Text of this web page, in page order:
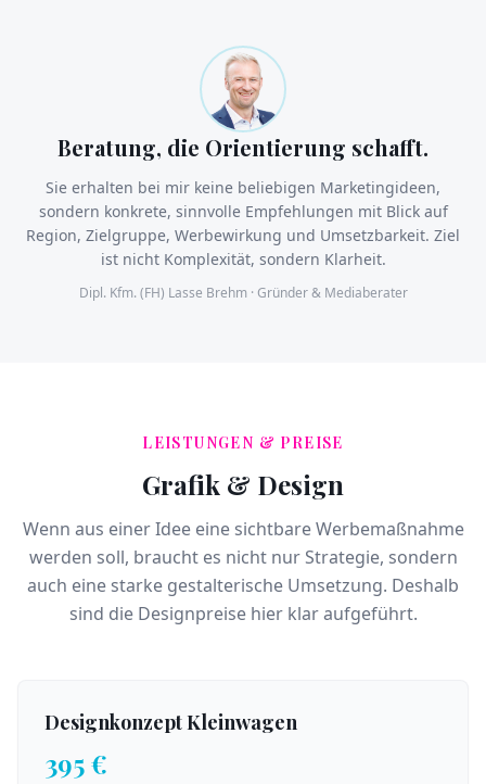
Beratung, die Orientierung schafft.
Sie erhalten bei mir keine beliebigen Marketingideen,
sondern konkrete, sinnvolle Empfehlungen mit Blick auf
Region, Zielgruppe, Werbewirkung und Umsetzbarkeit. Ziel
ist nicht Komplexität, sondern Klarheit.
Dipl. Kfm. (FH) Lasse Brehm · Gründer & Mediaberater
LEISTUNGEN & PREISE
Grafik & Design
Wenn aus einer Idee eine sichtbare Werbemaßnahme
werden soll, braucht es nicht nur Strategie, sondern
auch eine starke gestalterische Umsetzung. Deshalb
sind die Designpreise hier klar aufgeführt.
Designkonzept Kleinwagen
395 €